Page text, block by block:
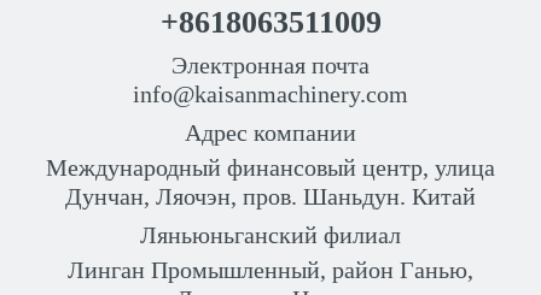
+8618063511009
Электронная почта
info@kaisanmachinery.com
Адрес компании
Международный финансовый центр, улица
Дунчан, Ляочэн, пров. Шаньдун. Китай
Ляньюньганский филиал
Линган Промышленный, район Ганью,